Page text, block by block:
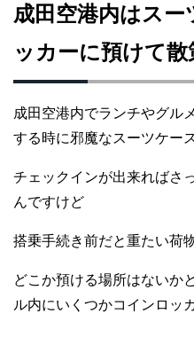
成田空港内はス
ッカーに預けて
成田空港内でランチやグル
する時に邪魔なスーツケー
チェックインが出来ればさ
んですけど
搭乗手続き前だと重たい荷
どこか預ける場所はないか
ル内にいくつかコインロッ